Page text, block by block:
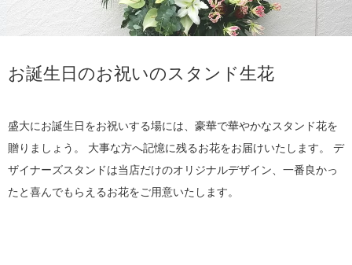
お誕生日のお祝いのスタンド生花
盛大にお誕生日をお祝いする場には、豪華で華やかなスタンド花を
贈りましょう。 大事な方へ記憶に残るお花をお届けいたします。 デ
ザイナーズスタンドは当店だけのオリジナルデザイン、一番良かっ
たと喜んでもらえるお花をご用意いたします。